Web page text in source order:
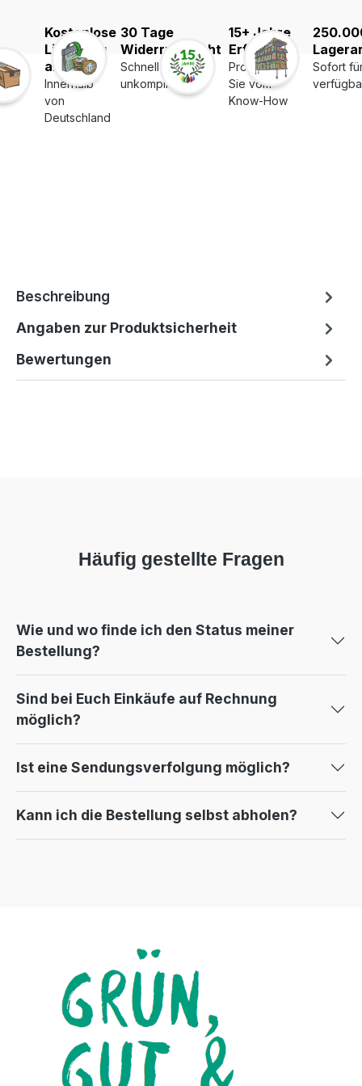
Kostenlose
Lieferung
ab 39€
Innerhalb
von
Deutschland
30 Tage
Widerrufsrecht
Schnell und
unkompliziert
15+ Jahre
Erfahrung
Profitieren
Sie vom
Know-How
Sofort
Beschreibung
Angaben zur Produktsicherheit
Bewertungen
Häufig gestellte Fragen
Wie und wo finde ich den Status meiner
Bestellung?
Sind bei Euch Einkäufe auf Rechnung
möglich?
Ist eine Sendungsverfolgung möglich?
Kann ich die Bestellung selbst abholen?